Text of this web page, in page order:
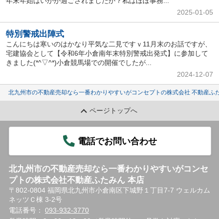
2025-01-05
特別警戒出陣式
こんにちは寒いのはかなり平気な二見ですｖ11月末のお話ですが、
宅建協会として【令和6年小倉南年末特別警戒出発式】に参加して
きました(*^▽^*)小倉競馬場での開催でしたが...
2024-12-07
北九州市の不動産売却なら一番わかりやすいがコンセプトの株式会社 不動産ふ
ページトップへ
電話でお問い合わせ
北九州市の不動産売却なら一番わかりやすいがコンセ
プトの株式会社不動産ふたみん 本店
〒802-0804 福岡県北九州市小倉南区下城野１丁目7-7 ウェルカム
ネッツＣ棟 3-2号
電話番号： 093-932-3770